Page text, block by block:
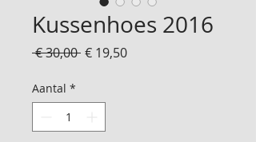
Kussenhoes 2016
€ 30,00 Normale
€ 19,50Verkoopprijs
Aantal *